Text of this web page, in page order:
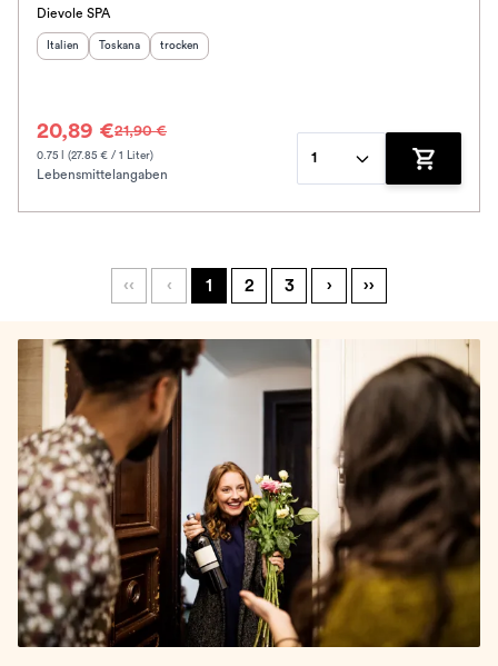
Dievole SPA
Herkunftsland :
Italien Herkunftsregion:
Toskana Geschmack
trocken
20,89 €21,90 €
0.75 l (27.85 € / 1 Liter)
Lebensmittelangaben
1
Zum
‹‹ ‹ 1 2 3 › ››